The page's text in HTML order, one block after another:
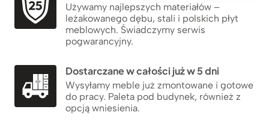
Używamy najlepszych materiałów –
leżakowanego dębu, stali i polskich płyt
meblowych. Świadczymy serwis
pogwarancyjny.
Dostarczane w całości już w 5 dni
Wysyłamy meble już zmontowane i gotowe
do pracy. Paleta pod budynek, również z
opcją wniesienia.